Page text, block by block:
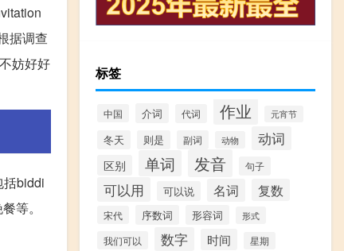
据调查
妨好好
括biddi
等。
标签
中国 介词 代词 作业 元宵节
冬天 则是 副词 动物 动词
区别 单词 发音 句子
可以用 可以说 名词 复数
宋代 序数词 形容词 形式
我们可以 数字 时间 星期